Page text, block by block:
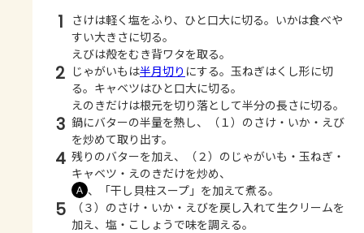
1
さけは軽く塩をふり、ひと口大に切る。いかは食べや
すい大きさに切る。
えびは殻をむき背ワタを取る。
2 じゃがいもは半月切り にする。玉ねぎはくし形に切
る。キャベツはひと口大に切る。
えのきだけは根元を切り落として半分の長さに切る。
3 鍋にバターの半量を熱し、（１）のさけ・いか・えび
を炒めて取り出す。
4 残りのバターを加え、（２）のじゃがいも・玉ねぎ・
キャベツ・えのきだけを炒め、
Ａ 、「干し貝柱スープ」を加えて煮る。
5
（３）のさけ・いか・えびを戻し入れて生クリームを
加え、塩・こしょうで味を調える。